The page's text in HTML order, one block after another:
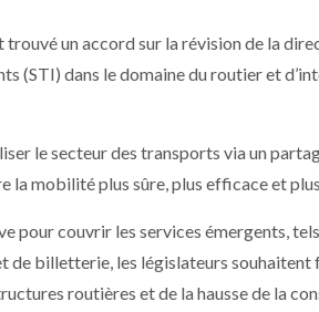
trouvé un accord sur la révision de la
(STI) dans le domaine du routier et
le secteur des transports via un
la mobilité plus sûre, plus efficace et
pour couvrir les services émergents,
billetterie, les législateurs souhaitent
routières et de la hausse de la